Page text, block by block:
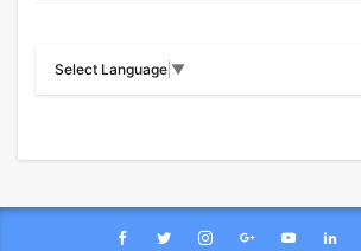
Select Language ▼